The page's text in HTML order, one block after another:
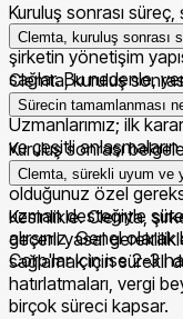
Kuruluş sonrası
ardından yapılan
şirketin yönetişim
sağlar. Bu nedenle,
belgelerin eksiksiz
Clemta, kuruluş sonrası
Clemta, kuruluş
tamamlamanız için
Uzmanlarımız; ilk
ve çeşitli anlaşmaların
Sürecin tamamlanması
Kuruluş sonrası
türüne (LLC veya C-
olduğunuz özel
uzman desteğiyle
alırsınız. Genel
Corp'lar için ise 2-3
Clemta, sürekli uyum ve
Kesinlikle. Clemta,
geçerli yasal
sağlamak için sürekli
hatırlatmaları, vergi
birçok süreci kapsar.